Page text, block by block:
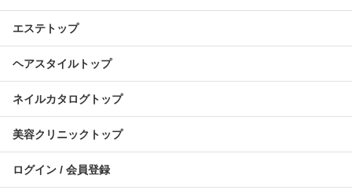
エステトップ
ヘアスタイルトップ
ネイルカタログトップ
美容クリニックトップ
ログイン / 会員登録